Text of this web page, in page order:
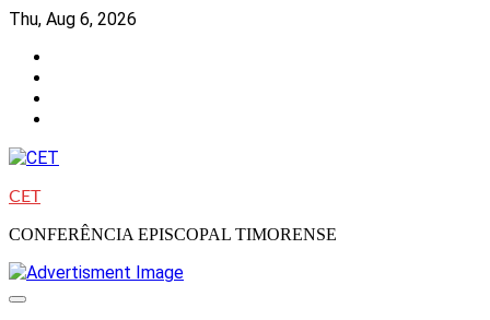
Skip
content
Thu, Aug 6, 2026
CET
CONFERÊNCIA EPISCOPAL TIMORENSE